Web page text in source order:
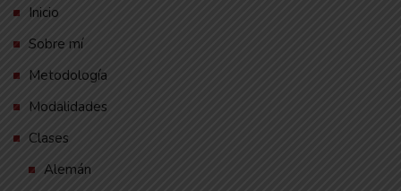
Inicio
Sobre mí
Metodología
Modalidades
Clases
Alemán